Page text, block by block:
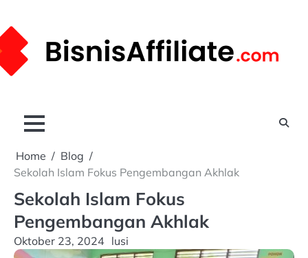
to
content
Home
Blog
Sekolah Islam Fokus Pengembangan Akhlak
Sekolah Islam Fokus
Pengembangan Akhlak
Oktober 23, 2024 lusi